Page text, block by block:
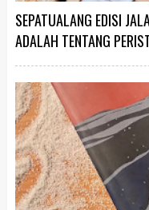
SEPATUALANG EDISI
ADALAH TENTANG